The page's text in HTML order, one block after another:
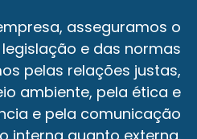
asseguramos o
e das normas
pelas relações justas,
ambiente, pela ética e
e pela comunicação